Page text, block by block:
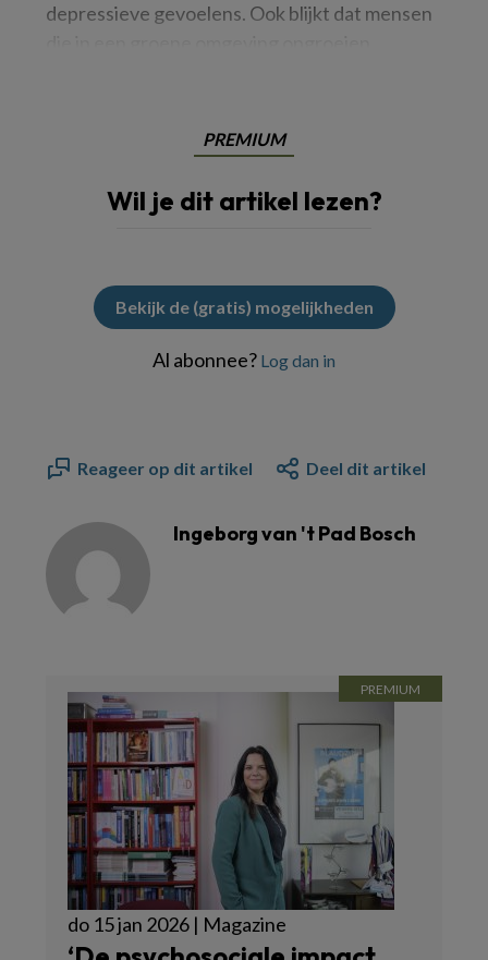
depressieve gevoelens. Ook blijkt dat mensen
PREMIUM
Wil je dit artikel lezen?
Bekijk de (gratis) mogelijkheden
Al abonnee? Log dan in
Reageer op dit artikel Deel dit artikel
Ingeborg van 't Pad Bosch
do 15 jan 2026 | Magazine